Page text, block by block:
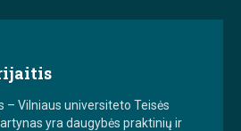
– Vilniaus universiteto Teisės
yra daugybės praktinių ir